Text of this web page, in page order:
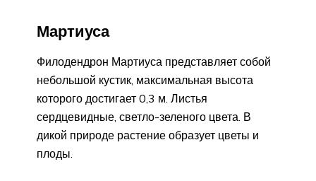
Мартиуса
Филодендрон Мартиуса представляет собой
небольшой кустик, максимальная высота
которого достигает 0,3 м. Листья
сердцевидные, светло-зеленого цвета. В
дикой природе растение образует цветы и
плоды.